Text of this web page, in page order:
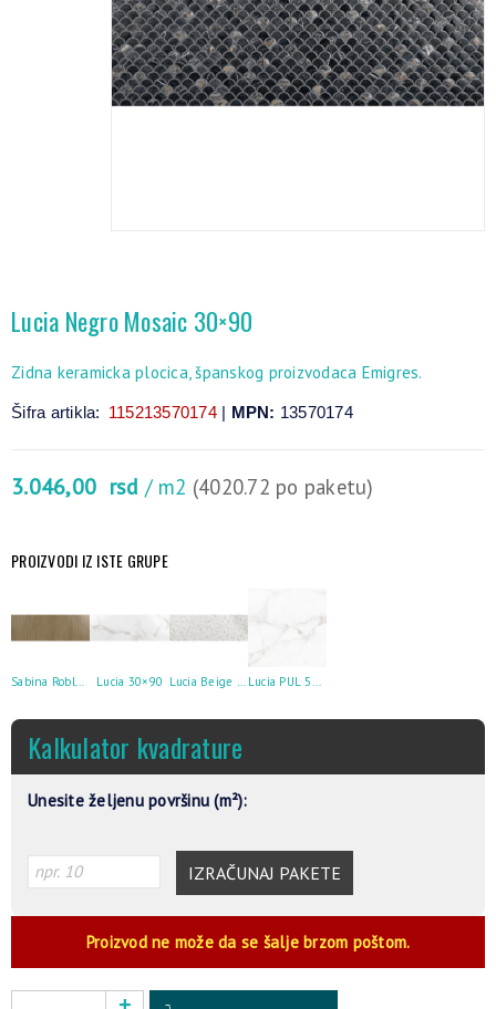
Lucia Negro Mosaic 30×90
Zidna keramicka plocica, španskog proizvodaca Emigres.
Šifra artikla: 115213570174| MPN: 13570174
3.046,00 rsd / m2 (4020.72 po paketu)
PROIZVODI IZ ISTE GRUPE
Sabina Roble 30×90 Lucia 30×90 Lucia Beige Mosaic 30×90 Lucia PUL 59×59
Kalkulator kvadrature
Unesite željenu površinu (m²):
IZRAČUNAJ PAKETE
Proizvod ne može da se šalje brzom poštom.